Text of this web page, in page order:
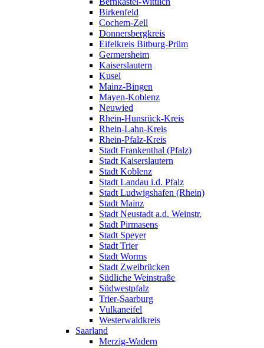
Birkenfeld
Cochem-Zell
Donnersbergkreis
Eifelkreis Bitburg-Prüm
Germersheim
Kaiserslautern
Kusel
Mainz-Bingen
Mayen-Koblenz
Neuwied
Rhein-Hunsrück-Kreis
Rhein-Lahn-Kreis
Rhein-Pfalz-Kreis
Stadt Frankenthal (Pfalz)
Stadt Kaiserslautern
Stadt Koblenz
Stadt Landau i.d. Pfalz
Stadt Ludwigshafen (Rhein)
Stadt Mainz
Stadt Neustadt a.d. Weinstr.
Stadt Pirmasens
Stadt Speyer
Stadt Trier
Stadt Worms
Stadt Zweibrücken
Südliche Weinstraße
Südwestpfalz
Trier-Saarburg
Vulkaneifel
Westerwaldkreis
Saarland
Merzig-Wadern